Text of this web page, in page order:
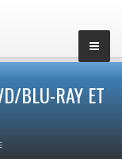
BLU-RAY ET